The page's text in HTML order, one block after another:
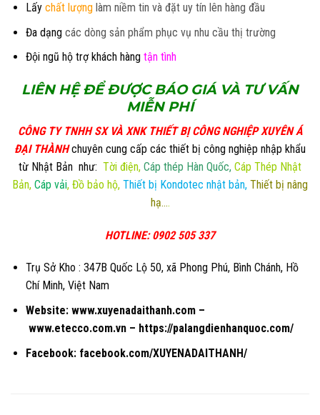
Lấy chất lượnglàm niềm tin và đặt uy tín lên hàng đầu
Đa dạngcác dòng sản phẩm phục vụ nhu cầu thị trường
Đội ngũ hộ trợ khách hàngtận tình
LIÊN HỆ ĐỂ ĐƯỢC BÁO GIÁ VÀ TƯ VẤN
MIỄN PHÍ
CÔNG TY TNHH SX VÀ XNK THIẾT BỊ CÔNG NGHIỆP XUYÊN Á
ĐẠI THÀNH chuyên cung cấp các thiết bị công nghiệp nhập khẩu
từ Nhật Bản như: Tời điện, Cáp thép Hàn Quốc, Cáp Thép Nhật
Bản, Cáp vải, Đồ bảo hộ, Thiết bị Kondotec nhật bản, Thiết bị nâng
hạ….
HOTLINE: 0902 505 337
Trụ Sở Kho : 347B Quốc Lộ 50, xã Phong Phú, Bình Chánh, Hồ
Chí Minh, Việt Nam
Website: www.xuyenadaithanh.com–
www.etecco.com.vn– https://palangdienhanquoc.com/
Facebook: facebook.com/XUYENADAITHANH/